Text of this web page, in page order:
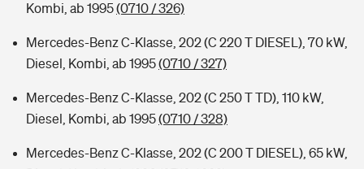
Kombi, ab 1995(0710 / 326)
Mercedes-Benz C-Klasse, 202 (C 220 T DIESEL), 70 kW,
Diesel, Kombi, ab 1995(0710 / 327)
Mercedes-Benz C-Klasse, 202 (C 250 T TD), 110 kW,
Diesel, Kombi, ab 1995(0710 / 328)
Mercedes-Benz C-Klasse, 202 (C 200 T DIESEL), 65 kW,